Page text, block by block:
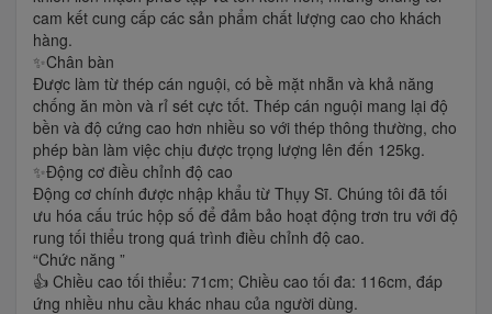
cam kết cung cấp các sản phẩm chất lượng cao cho khách
hàng.
✨Chân bàn
Được làm từ thép cán nguội, có bề mặt nhẵn và khả năng
chống ăn mòn và rỉ sét cực tốt. Thép cán nguội mang lại độ
bền và độ cứng cao hơn nhiều so với thép thông thường, cho
phép bàn làm việc chịu được trọng lượng lên đến 125kg.
✨Động cơ điều chỉnh độ cao
Động cơ chính được nhập khẩu từ Thụy Sĩ. Chúng tôi đã tối
ưu hóa cấu trúc hộp số để đảm bảo hoạt động trơn tru với độ
rung tối thiểu trong quá trình điều chỉnh độ cao.
“Chức năng ”
👍 Chiều cao tối thiểu: 71cm; Chiều cao tối đa: 116cm, đáp
ứng nhiều nhu cầu khác nhau của người dùng.